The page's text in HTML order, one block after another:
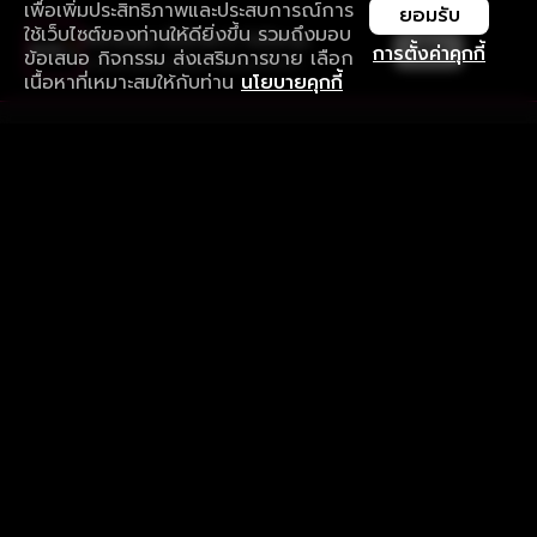
เพื่อเพิ่มประสิทธิภาพและประสบการณ์การ
ใช้เว็บไซต์ของท่านให้ดียิ่งขึ้น รวมถึงมอบ
ข้อเสนอ กิจกรรม ส่งเสริมการขาย เลือก
เนื้อหาที่เหมาะสมให้กับท่าน นโยบายคุกกี้
การตั้งค่าคุกกี้
ยอมรับ
ใช้งานแอป ลื่นไหลกว่า ไม่มีสะดุด
ดาวน์โหลดแอปเพื่อการรับชมที่ดีกว่า เปิด